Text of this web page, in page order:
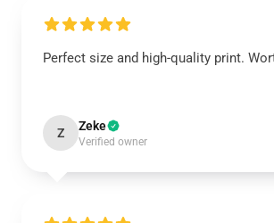
Perfect size and high-quality print.
Z Zeke
Verified owner